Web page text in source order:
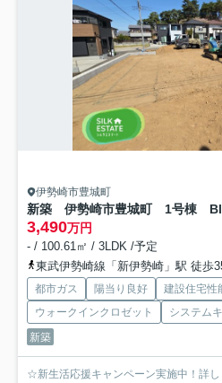
伊勢崎市豊城町
3,490万円
- / 100.61㎡ / 3LDK /予定
東武伊勢崎線「新伊勢崎」駅 徒歩
都市ガス 陽当り良好 建設住宅性
ウォークインクロゼット
システム
新築
☆新生活応援キャンペーン実施中！詳